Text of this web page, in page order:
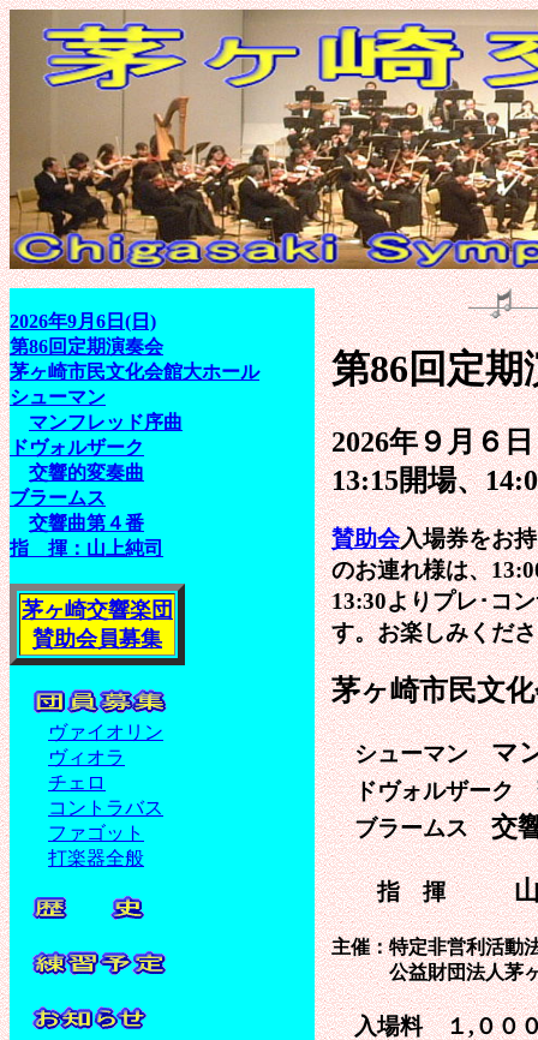
2026年9月6日(日)
第86回定期演奏会
茅ヶ崎市民文化会館大ホール
シューマン
マンフレッド序曲
ドヴォルザーク
交響的変奏曲
ブラームス
交響曲第４番
指 揮：山上純司
茅ヶ崎交響楽団
賛助会員募集
ヴァイオリン
ヴィオラ
チェロ
コントラバス
ファゴット
打楽器全般
第86回定期
2026年９月６
13:15開場、
賛助会入場券をお
のお連れ様は、
13:30よりプレ･コ
す。お楽しみくだ
茅ヶ崎市民文
シューマンマ
ドヴォルザーク
ブラームス交
指 揮
主催：特定非営利活動
公益財団法人茅ヶ崎
入場料 １,０００